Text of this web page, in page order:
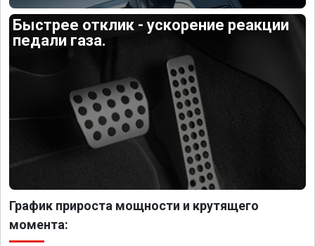
Быстрее отклик - ускорение реакции
педали газа.
График прироста мощности и крутящего
момента: